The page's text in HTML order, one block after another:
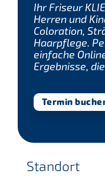
Ihr Friseur
Herren und
Coloration,
Haarpflege.
einfache
Ergebnisse,
Termin
Standort